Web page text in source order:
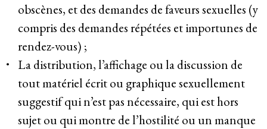
obscènes, et des demandes de faveurs sexuelles (y
compris des demandes répétées et importunes de
rendez-vous) ;
La distribution, l’affichage ou la discussion de
tout matériel écrit ou graphique sexuellement
suggestif qui n’est pas nécessaire, qui est hors
sujet ou qui montre de l’hostilité ou un manque